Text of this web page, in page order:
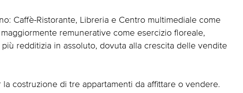
Caffè-Ristorante, Libreria e Centro multimediale come
remunerative come esercizio floreale,
redditizia in assoluto, dovuta alla crescita delle vendite
costruzione di tre appartamenti da affittare o vendere.